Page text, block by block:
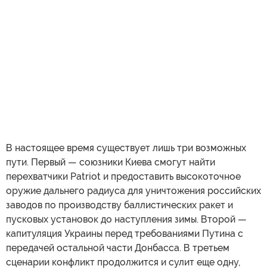
В настоящее время существует лишь три возможных
пути. Первый — союзники Киева смогут найти
перехватчики Patriot и предоставить высокоточное
оружие дальнего радиуса для уничтожения российских
заводов по производству баллистических ракет и
пусковых установок до наступления зимы. Второй —
капитуляция Украины перед требованиями Путина с
передачей остальной части Донбасса. В третьем
сценарии конфликт продолжится и сулит еще одну,